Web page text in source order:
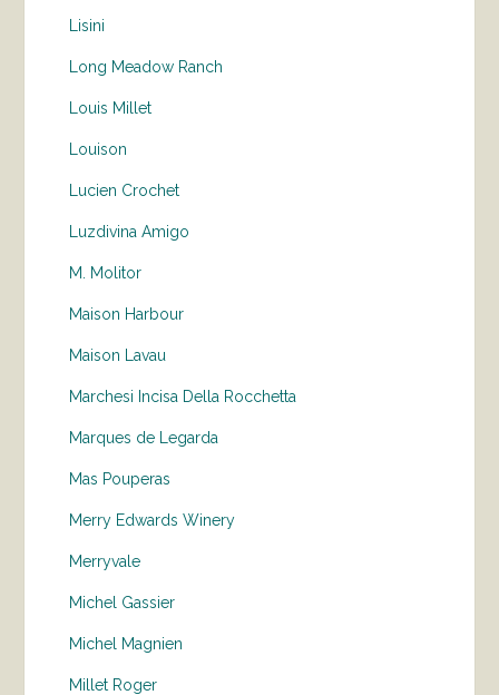
Lisini
Long Meadow Ranch
Louis Millet
Louison
Lucien Crochet
Luzdivina Amigo
M. Molitor
Maison Harbour
Maison Lavau
Marchesi Incisa Della Rocchetta
Marques de Legarda
Mas Pouperas
Merry Edwards Winery
Merryvale
Michel Gassier
Michel Magnien
Millet Roger